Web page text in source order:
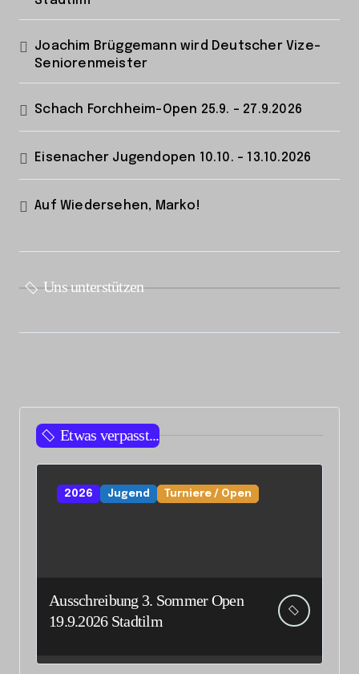
Joachim Brüggemann wird Deutscher Vize-
Seniorenmeister
Schach Forchheim-Open 25.9. – 27.9.2026
Eisenacher Jugendopen 10.10. – 13.10.2026
Auf Wiedersehen, Marko!
Uns unterstützen
Etwas verpasst...
2026 Jugend Turniere / Open
Ausschreibung 3. Sommer Open
19.9.2026 Stadtilm